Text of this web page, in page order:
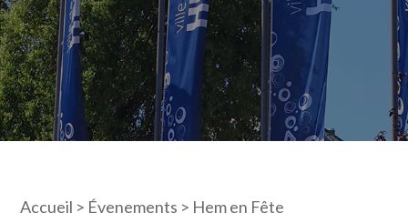
Accueil > Évenements > Hem en Fête